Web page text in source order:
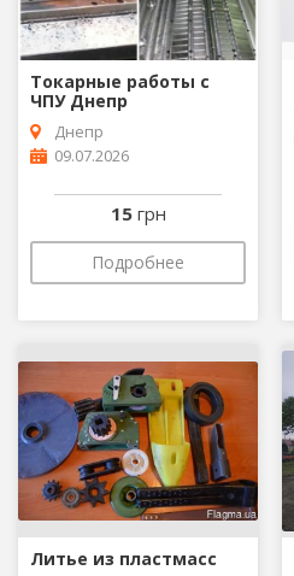
Токарные работы с
ЧПУ Днепр
Днепр
09.07.2026
15 грн
Подробнее
Литье из пластмасс